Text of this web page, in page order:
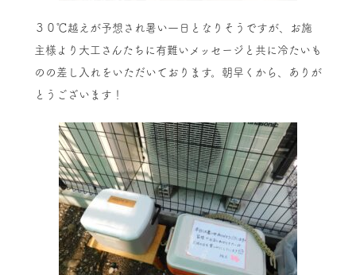
３０℃越えが予想され暑い一日となりそうですが、お施
主様より大工さんたちに有難いメッセージと共に冷たいも
のの差し入れをいただいております。朝早くから、ありが
とうございます！